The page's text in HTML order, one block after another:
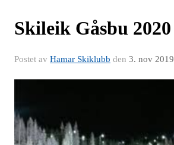
Skileik Gåsbu 2020
Postet av Hamar Skiklubb den 3. nov 2019